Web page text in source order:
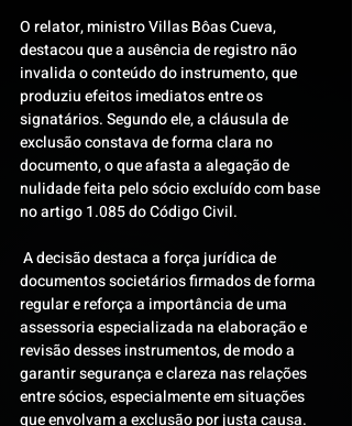
O relator, ministro Villas Bôas Cueva,
destacou que a ausência de registro não
invalida o conteúdo do instrumento, que
produziu efeitos imediatos entre os
signatários. Segundo ele, a cláusula de
exclusão constava de forma clara no
documento, o que afasta a alegação de
nulidade feita pelo sócio excluído com base
no artigo 1.085 do Código Civil.
documentos societários firmados de forma
regular e reforça a importância de uma
assessoria especializada na elaboração e
revisão desses instrumentos, de modo a
garantir segurança e clareza nas relações
entre sócios, especialmente em situações
que envolvam a exclusão por justa causa.